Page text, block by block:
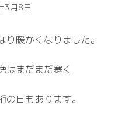
3月8日
り暖かくなりました。
はまだまだ寒く
の日もあります。